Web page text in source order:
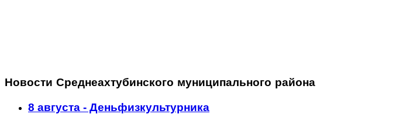
Новости Среднеахтубинского муниципального района
8 августа - Деньфизкультурника